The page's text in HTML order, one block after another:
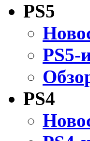
PS5
PS5-
PS4